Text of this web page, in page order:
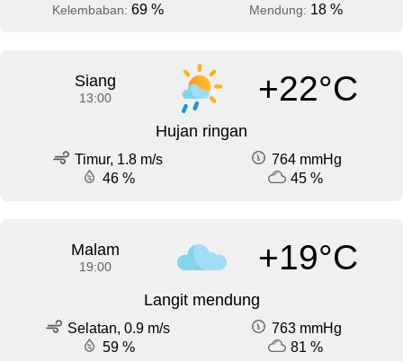
Kelembaban: 69 % Mendung: 18 %
Siang
13:00 +22°C
Hujan ringan
Timur, 1.8 m/s
764 mmHg
46 %
45 %
Malam
19:00 +19°C
Langit mendung
Selatan, 0.9 m/s
763 mmHg
59 %
81 %